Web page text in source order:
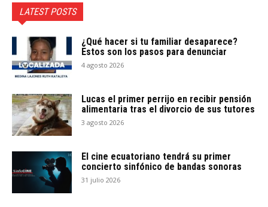
LATEST POSTS
¿Qué hacer si tu familiar desaparece?
Estos son los pasos para denunciar
4 agosto 2026
Lucas el primer perrijo en recibir pensión
alimentaria tras el divorcio de sus tutores
3 agosto 2026
El cine ecuatoriano tendrá su primer
concierto sinfónico de bandas sonoras
31 julio 2026